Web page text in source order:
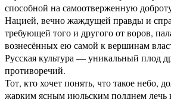
способной на самоотверженную
Нацией, вечно жаждущей правды и
требующей того и другого от воров,
вознесённых ею самой к вершинам
Русская культура — уникальный плод
противоречий.
Тот, кто хочет понять, что такое небо,
жарким ясным июльским полднем лечь